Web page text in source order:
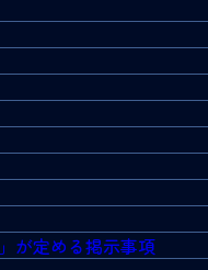
が定める掲示事項